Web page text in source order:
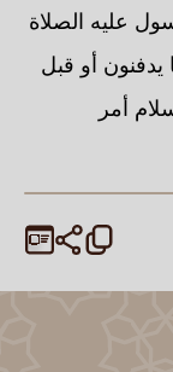
عليه الصلاة
يدفنون أو قبل
أمر